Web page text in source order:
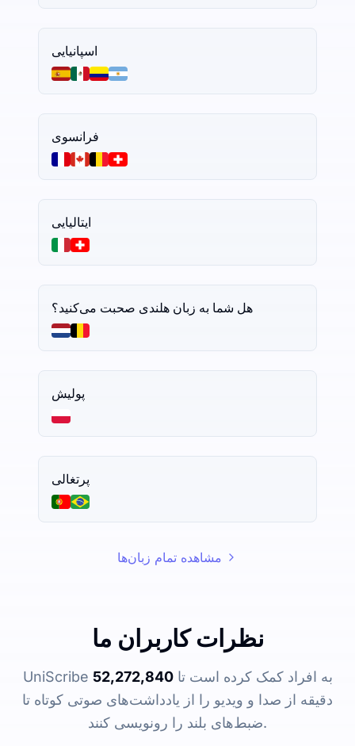
اسپانیایی
فرانسوی
ایتالیایی
هل شما به زبان هلندی صحبت می‌کنید؟
پولیش
پرتغالی
مشاهده تمام زبان‌ها
نظرات کاربران ما
UniScribe به افراد کمک کرده است تا52,272,840
دقیقه از صدا و ویدیو را از یادداشت‌های صوتی کوتاه تا
ضبط‌های بلند را رونویسی کنند.